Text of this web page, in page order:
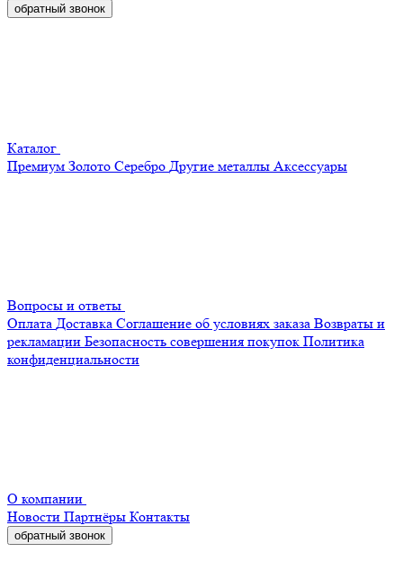
обратный звонок
Каталог
Премиум Золото Серебро Другие металлы Аксессуары
Вопросы и ответы
Оплата Доставка Соглашение об условиях заказа Возвраты и
рекламации Безопасность совершения покупок Политика
конфиденциальности
О компании
Новости Партнёры Контакты
обратный звонок